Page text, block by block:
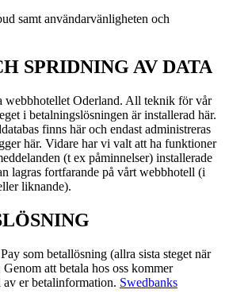
samt användarvänligheten och
SPRIDNING AV DATA
webbhotellet Oderland. All teknik för vår
i betalningslösningen är installerad här.
finns här och endast administreras
här. Vidare har vi valt att ha funktioner
(t ex påminnelser) installerade
lagras fortfarande på vårt webbhotell (i
liknande).
som betallösning (allra sista steget när
att betala hos oss kommer
av er betalinformation. Swedbanks